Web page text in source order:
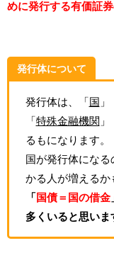
めに発行する有価証
発行体について
発行体は、「 国 」
「 特殊金融機関 」
るもになります。
国が発行体にな
かる人が増えるか
「 国債＝国の借金
多くいると思いま